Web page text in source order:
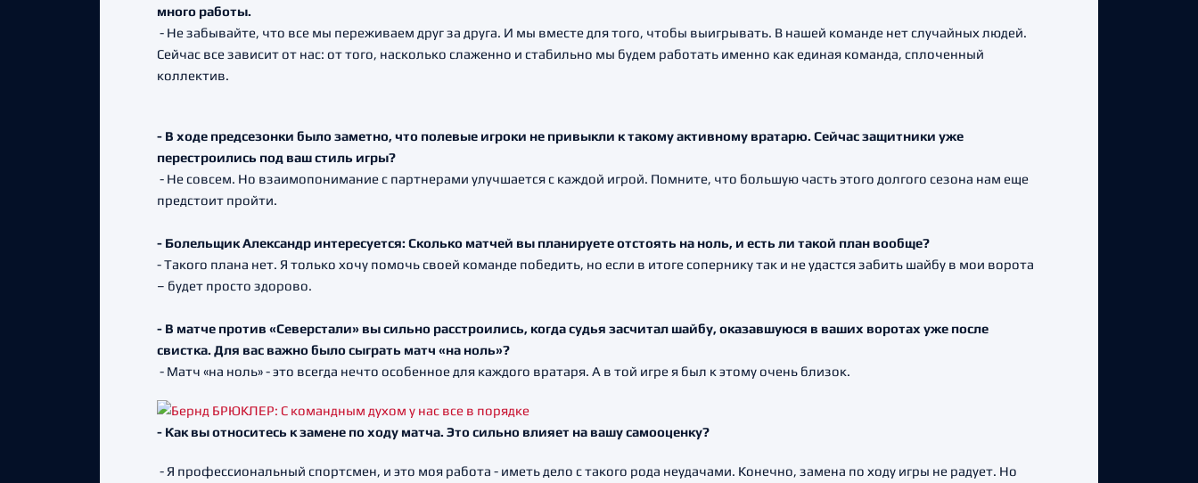
много работы.
- Не забывайте, что все мы переживаем друг за друга. И мы вместе для того, чтобы выигрывать. В нашей команде нет случайных людей.
Сейчас все зависит от нас: от того, насколько слаженно и стабильно мы будем работать именно как единая команда, сплоченный
коллектив.
- В ходе предсезонки было заметно, что полевые игроки не привыкли к такому активному вратарю. Сейчас защитники уже
перестроились под ваш стиль игры?
- Не совсем. Но взаимопонимание с партнерами улучшается с каждой игрой. Помните, что большую часть этого долгого сезона нам еще
предстоит пройти.
- Болельщик Александр интересуется: Сколько матчей вы планируете отстоять на ноль, и есть ли такой план вообще?
- Такого плана нет. Я только хочу помочь своей команде победить, но если в итоге сопернику так и не удастся забить шайбу в мои ворота
– будет просто здорово.
- В матче против «Северстали» вы сильно расстроились, когда судья засчитал шайбу, оказавшуюся в ваших воротах уже после
свистка. Для вас важно было сыграть матч «на ноль»?
- Матч «на ноль» - это всегда нечто особенное для каждого вратаря. А в той игре я был к этому очень близок.
- Как вы относитесь к замене по ходу матча. Это сильно влияет на вашу самооценку?
- Я профессиональный спортсмен, и это моя работа - иметь дело с такого рода неудачами. Конечно, замена по ходу игры не радует. Но